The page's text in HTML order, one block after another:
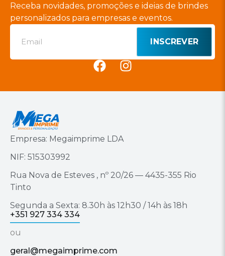
Receba novidades, promoções e ideias de brindes
personalizados para empresas e eventos.
INSCREVER
Empresa: Megaimprime LDA
NIF: 515303992
Rua Nova de Esteves , nº 20/26 — 4435-355 Rio
Tinto
Segunda a Sexta: 8.30h às 12h30 / 14h às 18h
+351 927 334 334
ou
geral@megaimprime.com